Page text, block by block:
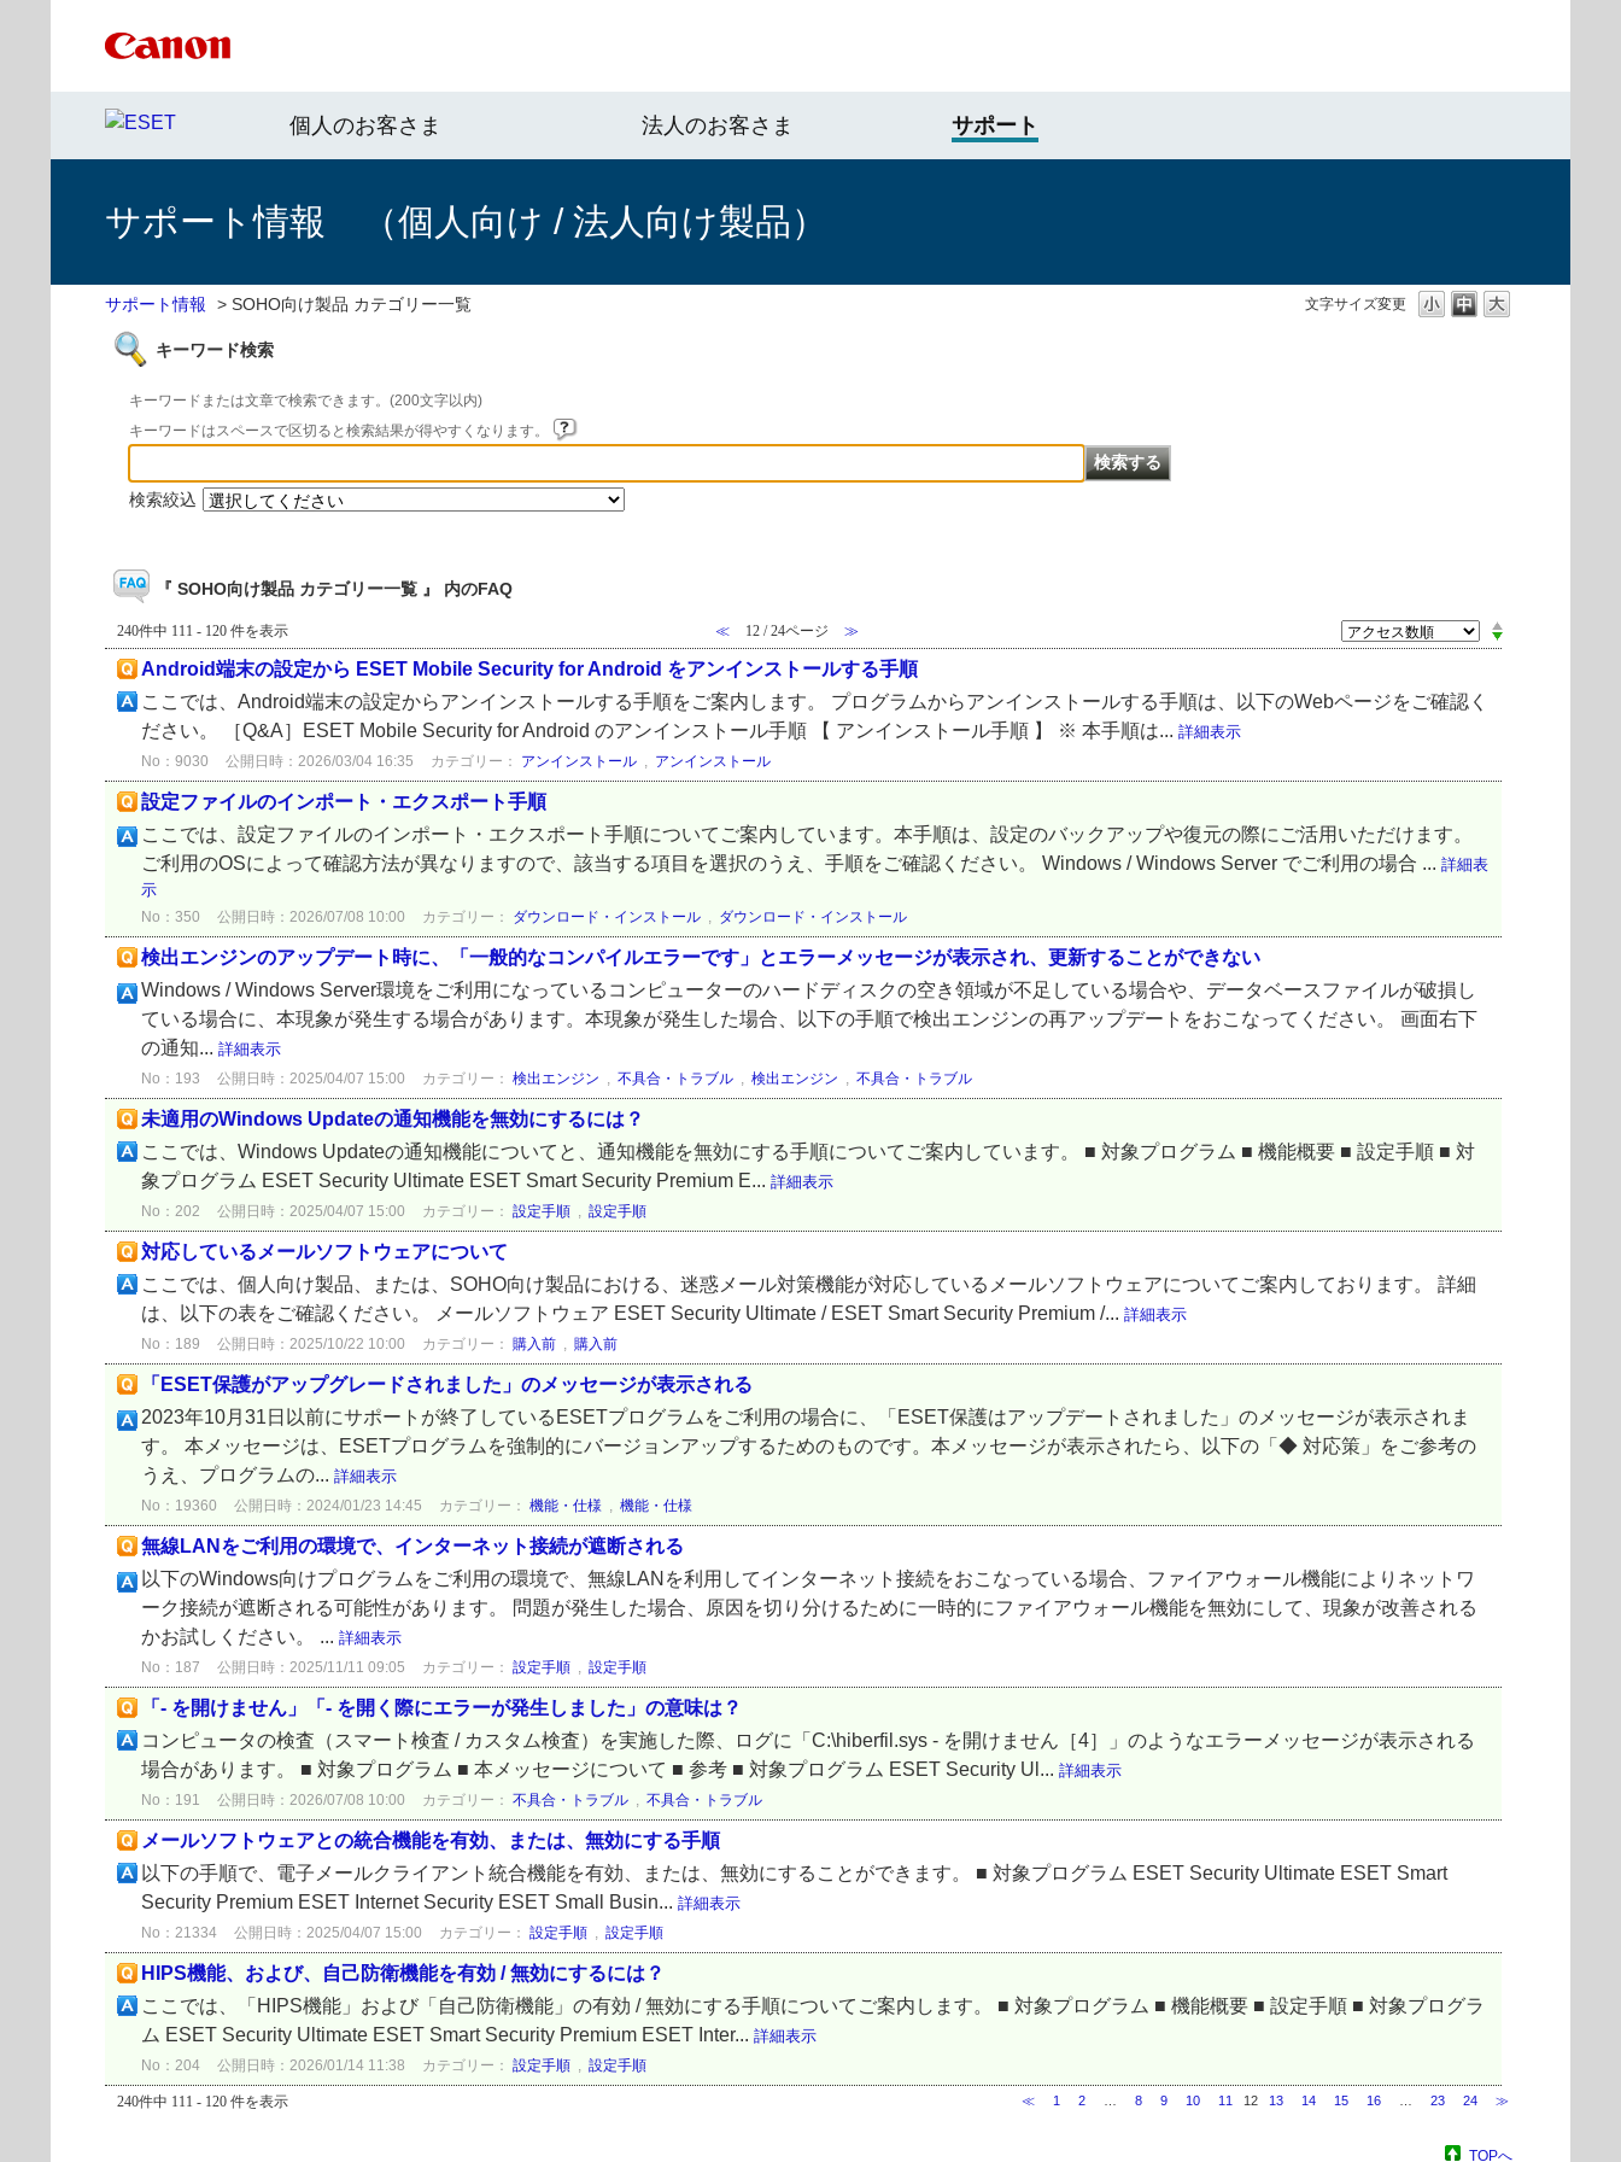
個人のお客さま 法人のお客さま サポート
サポート情報 （個人向け / 法人向け製品）
文字サイズ変更
サポート情報 > SOHO向け製品 カテゴリー一覧
キーワード検索
キーワードまたは文章で検索できます。(200文字以内)
キーワードはスペースで区切ると検索結果が得やすくなります。
検索絞込
『 SOHO向け製品 カテゴリー一覧 』 内のFAQ
240件中 111 - 120 件を表示 ≪ 12 / 24ページ ≫
Android端末の設定から ESET Mobile Security for Android をアンインストールする手順
ここでは、Android端末の設定からアンインストールする手順をご案内します。 プログラムからアンインストールする手順は、以下のWebページをご確認く
ださい。 ［Q&A］ESET Mobile Security for Android のアンインストール手順 【 アンインストール手順 】 ※ 本手順は... 詳細表示
No：9030 公開日時：2026/03/04 16:35 カテゴリー： アンインストール , アンインストール
設定ファイルのインポート・エクスポート手順
ここでは、設定ファイルのインポート・エクスポート手順についてご案内しています。本手順は、設定のバックアップや復元の際にご活用いただけます。
ご利用のOSによって確認方法が異なりますので、該当する項目を選択のうえ、手順をご確認ください。 Windows / Windows Server でご利用の場合 ... 詳細表
示
No：350 公開日時：2026/07/08 10:00 カテゴリー： ダウンロード・インストール , ダウンロード・インストール
検出エンジンのアップデート時に、「一般的なコンパイルエラーです」とエラーメッセージが表示され、更新することができない
Windows / Windows Server環境をご利用になっているコンピューターのハードディスクの空き領域が不足している場合や、データベースファイルが破損し
ている場合に、本現象が発生する場合があります。本現象が発生した場合、以下の手順で検出エンジンの再アップデートをおこなってください。 画面右下
の通知... 詳細表示
No：193 公開日時：2025/04/07 15:00 カテゴリー： 検出エンジン , 不具合・トラブル , 検出エンジン , 不具合・トラブル
未適用のWindows Updateの通知機能を無効にするには？
ここでは、Windows Updateの通知機能についてと、通知機能を無効にする手順についてご案内しています。 ■ 対象プログラム ■ 機能概要 ■ 設定手順 ■ 対
象プログラム ESET Security Ultimate ESET Smart Security Premium E... 詳細表示
No：202 公開日時：2025/04/07 15:00 カテゴリー： 設定手順 , 設定手順
対応しているメールソフトウェアについて
ここでは、個人向け製品、または、SOHO向け製品における、迷惑メール対策機能が対応しているメールソフトウェアについてご案内しております。 詳細
は、以下の表をご確認ください。 メールソフトウェア ESET Security Ultimate / ESET Smart Security Premium /... 詳細表示
No：189 公開日時：2025/10/22 10:00 カテゴリー： 購入前 , 購入前
「ESET保護がアップグレードされました」のメッセージが表示される
2023年10月31日以前にサポートが終了しているESETプログラムをご利用の場合に、「ESET保護はアップデートされました」のメッセージが表示されま
す。 本メッセージは、ESETプログラムを強制的にバージョンアップするためのものです。本メッセージが表示されたら、以下の「◆ 対応策」をご参考の
うえ、プログラムの... 詳細表示
No：19360 公開日時：2024/01/23 14:45 カテゴリー： 機能・仕様 , 機能・仕様
無線LANをご利用の環境で、インターネット接続が遮断される
以下のWindows向けプログラムをご利用の環境で、無線LANを利用してインターネット接続をおこなっている場合、ファイアウォール機能によりネットワ
ーク接続が遮断される可能性があります。 問題が発生した場合、原因を切り分けるために一時的にファイアウォール機能を無効にして、現象が改善される
かお試しください。 ... 詳細表示
No：187 公開日時：2025/11/11 09:05 カテゴリー： 設定手順 , 設定手順
「- を開けません」「- を開く際にエラーが発生しました」の意味は？
コンピュータの検査（スマート検査 / カスタム検査）を実施した際、ログに「C:\hiberfil.sys - を開けません［4］」のようなエラーメッセージが表示される
場合があります。 ■ 対象プログラム ■ 本メッセージについて ■ 参考 ■ 対象プログラム ESET Security Ul... 詳細表示
No：191 公開日時：2026/07/08 10:00 カテゴリー： 不具合・トラブル , 不具合・トラブル
メールソフトウェアとの統合機能を有効、または、無効にする手順
以下の手順で、電子メールクライアント統合機能を有効、または、無効にすることができます。 ■ 対象プログラム ESET Security Ultimate ESET Smart
Security Premium ESET Internet Security ESET Small Busin... 詳細表示
No：21334 公開日時：2025/04/07 15:00 カテゴリー： 設定手順 , 設定手順
HIPS機能、および、自己防衛機能を有効 / 無効にするには？
ここでは、「HIPS機能」および「自己防衛機能」の有効 / 無効にする手順についてご案内します。 ■ 対象プログラム ■ 機能概要 ■ 設定手順 ■ 対象プログラ
ム ESET Security Ultimate ESET Smart Security Premium ESET Inter... 詳細表示
No：204 公開日時：2026/01/14 11:38 カテゴリー： 設定手順 , 設定手順
240件中 111 - 120 件を表示 ≪ 1 2 8 9 10 11 12 13 14 15 16 23 24 ≫
TOPへ